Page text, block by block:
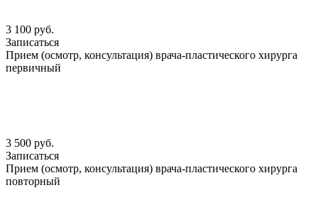
3 100 руб.
Записаться
Прием (осмотр, консультация) врача-пластического хирурга
первичный
3 500 руб.
Записаться
Прием (осмотр, консультация) врача-пластического хирурга
повторный